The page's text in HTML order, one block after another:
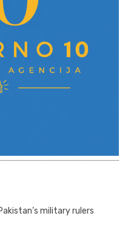
military rulers